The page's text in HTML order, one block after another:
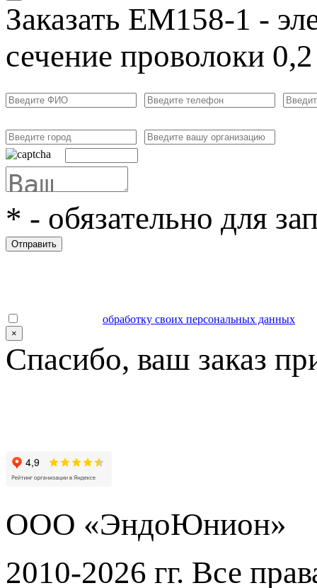
Заказать ЕМ158-1 -
сечение проволоки
* - обязательно для
Отправить
обработку своих персональных данных
×
Спасибо, ваш заказ
ООО «ЭндоЮнион»
2010-2026 гг. Все